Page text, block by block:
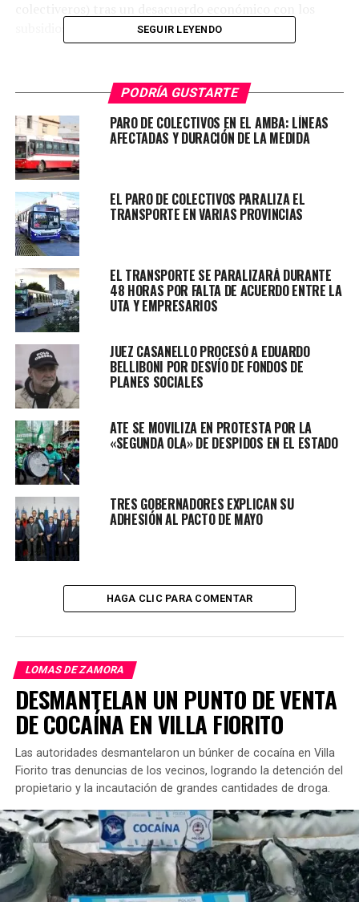
subsidios por parte del Estado.
nocturnos en muchas líneas y la frecuencia fue escasa.
Hoy entre las 13 y las 16 se tenía previsto un paro
TOTAL de líneas y nuevamente, baja frecuencia post-
paro de unidades y una restricción de servicio nocturno.
Lee también:
GRAN RED DE PROSTITUCIÓN
El Ministerio de Transporte logró llegar a un acuerdo
con las cámaras mediante una reunión que se realizó
con caracter de emergencia. De esta manera, se levantó
el paro de colectivos previsto.
hoy la circulación será normal, la frecuencia no tendrá
sin efecto.
TEMAS RELACIONADOS: PARO DE COLECTIVOS
PRÓXIMO ARTÍCULO
PROVINCIA: LOS HOMICIDIOS CAYERON UN 10,2%
NO TE PIERDAS
HOY: PARO TOTAL DE COLECTIVOS
SEGUIR LEYENDO
PODRÍA GUSTARTE
PARO DE COLECTIVOS EN EL AMBA: LÍNEAS
AFECTADAS Y DURACIÓN DE LA MEDIDA
EL PARO DE COLECTIVOS PARALIZA EL
TRANSPORTE EN VARIAS PROVINCIAS
EL TRANSPORTE SE PARALIZARÁ DURANTE
48 HORAS POR FALTA DE ACUERDO ENTRE LA
UTA Y EMPRESARIOS
JUEZ CASANELLO PROCESÓ A EDUARDO
BELLIBONI POR DESVÍO DE FONDOS DE
PLANES SOCIALES
ATE SE MOVILIZA EN PROTESTA POR LA
«SEGUNDA OLA» DE DESPIDOS EN EL ESTADO
TRES GOBERNADORES EXPLICAN SU
ADHESIÓN AL PACTO DE MAYO
HAGA CLIC PARA COMENTAR
LOMAS DE ZAMORA
DESMANTELAN UN PUNTO DE VENTA
DE COCAÍNA EN VILLA FIORITO
Las autoridades desmantelaron un búnker de cocaína en Villa
Fiorito tras denuncias de los vecinos, logrando la detención del
propietario y la incautación de grandes cantidades de droga.